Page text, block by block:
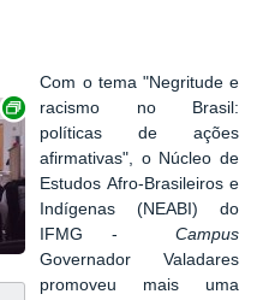
Exibir carrossel de imagens
Com o tema "Negritude e
racismo no Brasil:
políticas de ações
afirmativas", o Núcleo de
Estudos Afro-Brasileiros e
Indígenas (NEABI) do
IFMG - Campus
Governador Valadares
promoveu mais uma